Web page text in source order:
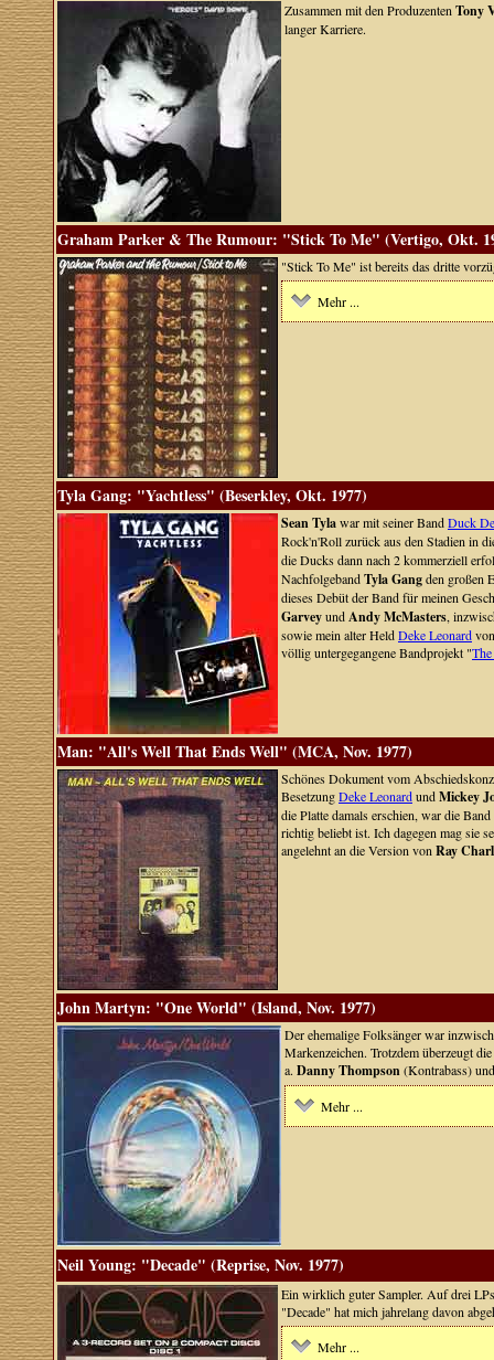
Zusammen mit den Produzenten Tony
langer Karriere.
Graham Parker & The Rumour: "Stick To Me" (Vertigo, Okt.
"Stick To Me" ist bereits das dritte
Mehr ...
Tyla Gang: "Yachtless" (Beserkley, Okt. 1977)
Sean Tylawar mit seiner BandDuck
Rock'n'Roll zurück aus den Stadien in
die Ducks dann nach 2 kommerziell
NachfolgebandTyla Gangden großen
dieses Debüt der Band für meinen
GarveyundAndy McMasters,
sowie mein alter HeldDeke Leonard
völlig untergegangene Bandprojekt "
Man: "All's Well That Ends Well" (MCA, Nov. 1977)
Schönes Dokument vom
BesetzungDeke LeonardundMickey
die Platte damals erschien, war die
richtig beliebt ist. Ich dagegen mag sie
angelehnt an die Version von Ray
John Martyn: "One World" (Island, Nov. 1977)
Der ehemalige Folksänger war
Markenzeichen. Trotzdem überzeugt
a. Danny Thompson(Kontrabass)
Mehr ...
Neil Young: "Decade" (Reprise, Nov. 1977)
Ein wirklich guter Sampler. Auf drei
"Decade" hat mich jahrelang davon
Mehr ...